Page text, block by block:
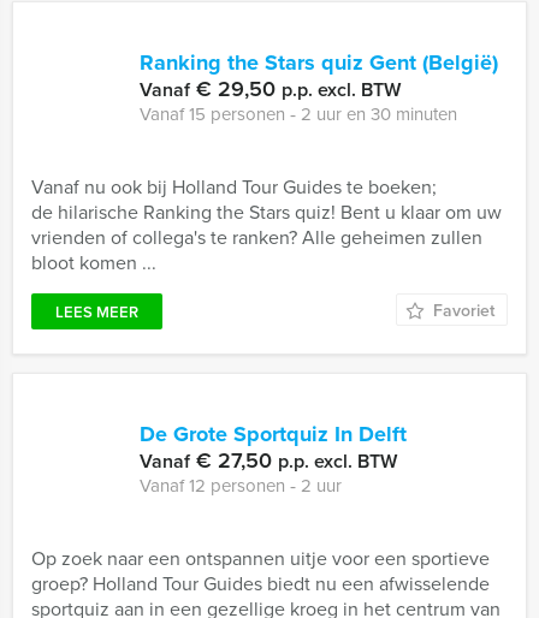
Ranking the Stars quiz Gent (België)
Vanaf€ 29,50 p.p. excl. BTW
Vanaf 15 personen ‐ 2 uur en 30 minuten
Vanaf nu ook bij Holland Tour Guides te boeken;
de hilarische Ranking the Stars quiz! Bent u klaar om uw
vrienden of collega's te ranken? Alle geheimen zullen
bloot komen ...
LEES MEER Favoriet
De Grote Sportquiz In Delft
Vanaf€ 27,50 p.p. excl. BTW
Vanaf 12 personen ‐ 2 uur
Op zoek naar een ontspannen uitje voor een sportieve
groep? Holland Tour Guides biedt nu een afwisselende
sportquiz aan in een gezellige kroeg in het centrum van